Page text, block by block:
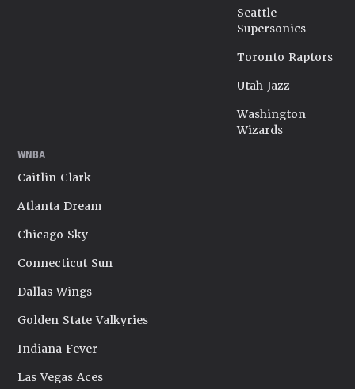
Seattle
Supersonics
Toronto Raptors
Utah Jazz
Washington
Wizards
WNBA
Caitlin Clark
Atlanta Dream
Chicago Sky
Connecticut Sun
Dallas Wings
Golden State Valkyries
Indiana Fever
Las Vegas Aces